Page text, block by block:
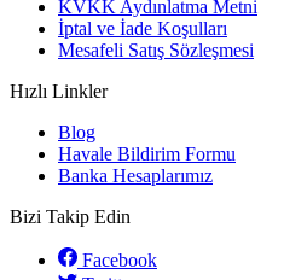
KVKK Aydınlatma Metni
İptal ve İade Koşulları
Mesafeli Satış Sözleşmesi
Hızlı Linkler
Blog
Havale Bildirim Formu
Banka Hesaplarımız
Bizi Takip Edin
Facebook